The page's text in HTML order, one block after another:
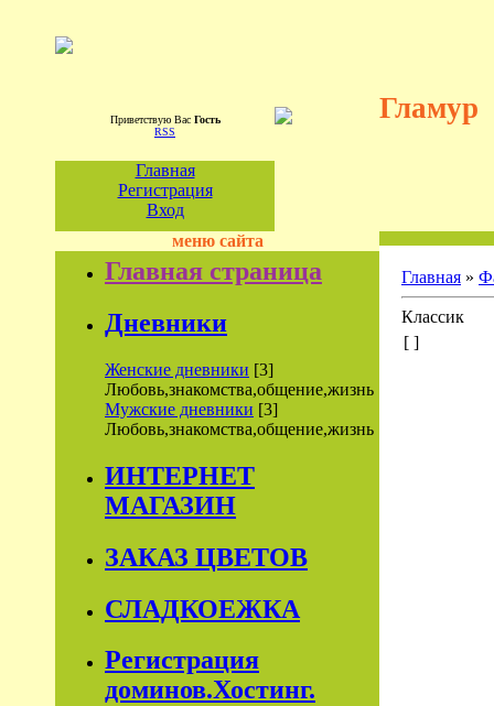
Приветствую Вас Гость
RSS
Гламур
Главная
Регистрация
Вход
меню сайта
Главная страница
Дневники
Женские дневники [3]
Любовь,знакомства,общение,жизнь
Мужские дневники [3]
Любовь,знакомства,общение,жизнь
ИНТЕРНЕТ
МАГАЗИН
ЗАКАЗ ЦВЕТОВ
СЛАДКОЕЖКА
Регистрация
доминов.Хостинг.
Главная »
Классик
[ ]